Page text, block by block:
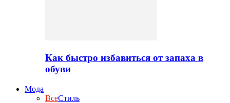
Как быстро избавиться от запаха в
обуви
Мода
ВсеСтиль